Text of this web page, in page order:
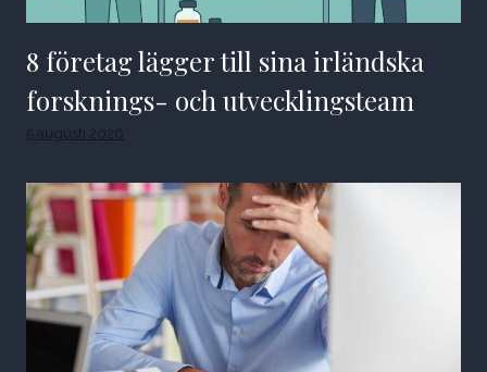
8 företag lägger till sina irländska
forsknings- och utvecklingsteam
5 augusti 2026